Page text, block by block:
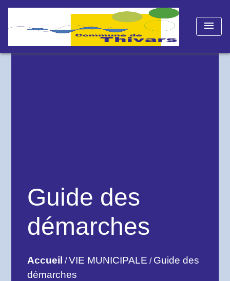
menu
Guide des
démarches
Accueil /VIE MUNICIPALE / Guide des
démarches